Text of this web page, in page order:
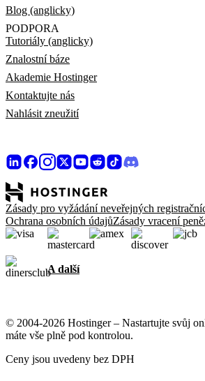
Blog (anglicky)
PODPORA
Tutoriály (anglicky)
Znalostní báze
Akademie Hostinger
Kontaktujte nás
Nahlásit zneužití
Zásady pro vyžádání neveřejných
Ochrana osobních údajůZásady vracení
A další
© 2004-2026 Hostinger – Nastartujte svůj
máte vše plně pod kontrolou.
Ceny jsou uvedeny bez DPH